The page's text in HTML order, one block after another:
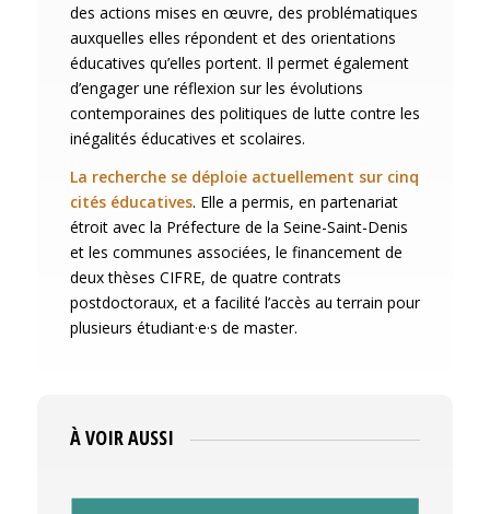
des actions mises en œuvre, des problématiques
auxquelles elles répondent et des orientations
éducatives qu’elles portent. Il permet également
d’engager une réflexion sur les évolutions
contemporaines des politiques de lutte contre les
inégalités éducatives et scolaires.
La recherche se déploie actuellement sur cinq
cités éducatives. Elle a permis, en partenariat
étroit avec la Préfecture de la Seine-Saint-Denis
et les communes associées, le financement de
deux thèses CIFRE, de quatre contrats
postdoctoraux, et a facilité l’accès au terrain pour
plusieurs étudiant·e·s de master.
À VOIR AUSSI